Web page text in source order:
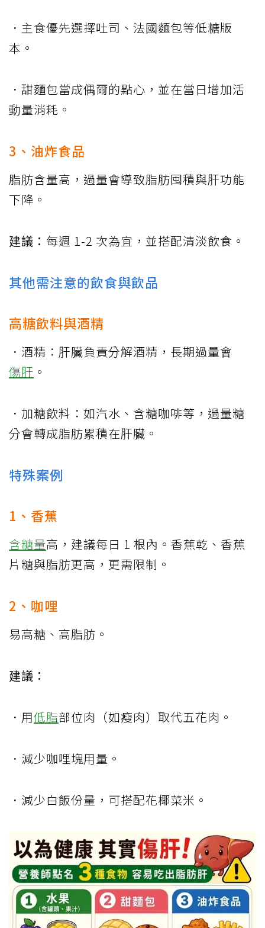
．主食優先選擇吐司、法國麵包等低糖版
本。
．甜麵包當成偶爾的點心，並在當日增加活
動量消耗。
3、油炸食品
脂肪含量高，過量會導致脂肪囤積與肝功能
下降。
建議： 每週 1-2 次為宜，並搭配清淡飲食。
其他需注意的飲食與飲品
高糖飲料與酒精
．酒精：肝臟負責分解酒精，長期過量會
傷肝 。
．加糖飲料：如汽水、含糖咖啡等，過量糖
分會轉成脂肪累積在肝臟。
特殊案例
1、香蕉
含糖量高，建議每日 1 根內。香蕉乾、香蕉
片糖與脂肪更高，更需限制。
2、咖哩
易高糖、高脂肪。
建議：
．用低脂部位肉（如瘦肉）取代五花肉。
．減少咖哩塊用量。
．減少白飯份量，可搭配花椰菜米。